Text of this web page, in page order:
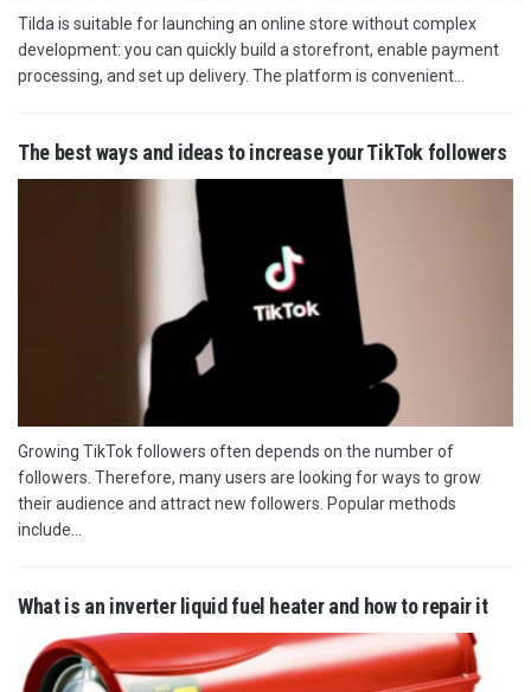
Tilda is suitable for launching an online store without complex
development: you can quickly build a storefront, enable payment
processing, and set up delivery. The platform is convenient...
The best ways and ideas to increase your TikTok followers
Growing TikTok followers often depends on the number of
followers. Therefore, many users are looking for ways to grow
their audience and attract new followers. Popular methods
include...
What is an inverter liquid fuel heater and how to repair it